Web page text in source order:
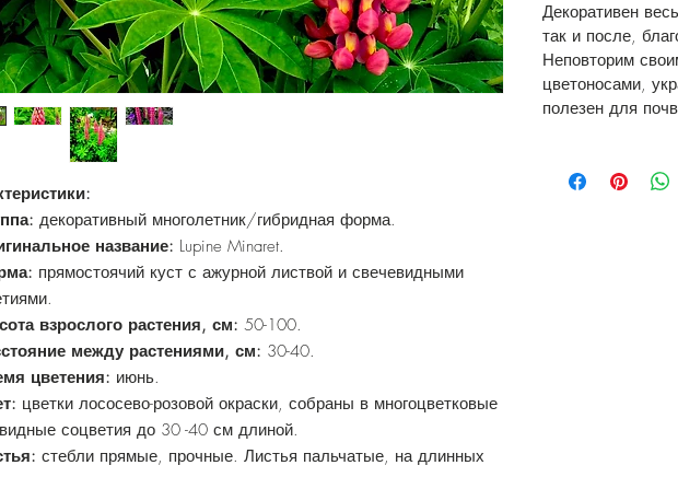
декоративный многолетник/гибридная форма.
название: Lupine Minaret.
прямостоячий куст с ажурной листвой и свечевидными
взрослого растения, см: 50-100.
между растениями, см: 30-40.
цветения: июнь.
цветки лососево-розовой окраски, собраны в многоцветковые
соцветия до 30 -40 см длиной.
стебли прямые, прочные. Листья пальчатые, на длинных
Декоративен
так и после,
Неповторим
цветоносами,
полезен для